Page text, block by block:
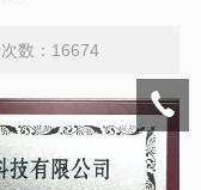
数：16674